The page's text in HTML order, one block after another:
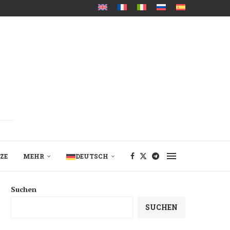
MEHR DEUTSCH
Suchen
SUCHEN